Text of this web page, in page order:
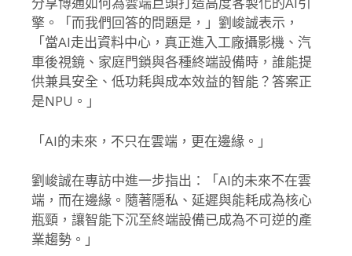
擎。
「而我們回答的問題是，」劉峻誠表示，
「當AI走出資料中心， 真正進入工廠攝影機、汽
車後視鏡、家庭門鎖與各種終端設備時， 誰能提
供兼具安全、低功耗與成本效益的智能？答案正
是NPU。」
「AI的未來，不只在雲端，更在邊緣。」
劉峻誠在專訪中進一步指出：「AI的未來不在雲
端，而在邊緣。 隨著隱私、延遲與能耗成為核心
瓶頸， 讓智能下沉至終端設備已成為不可逆的產
業趨勢。」